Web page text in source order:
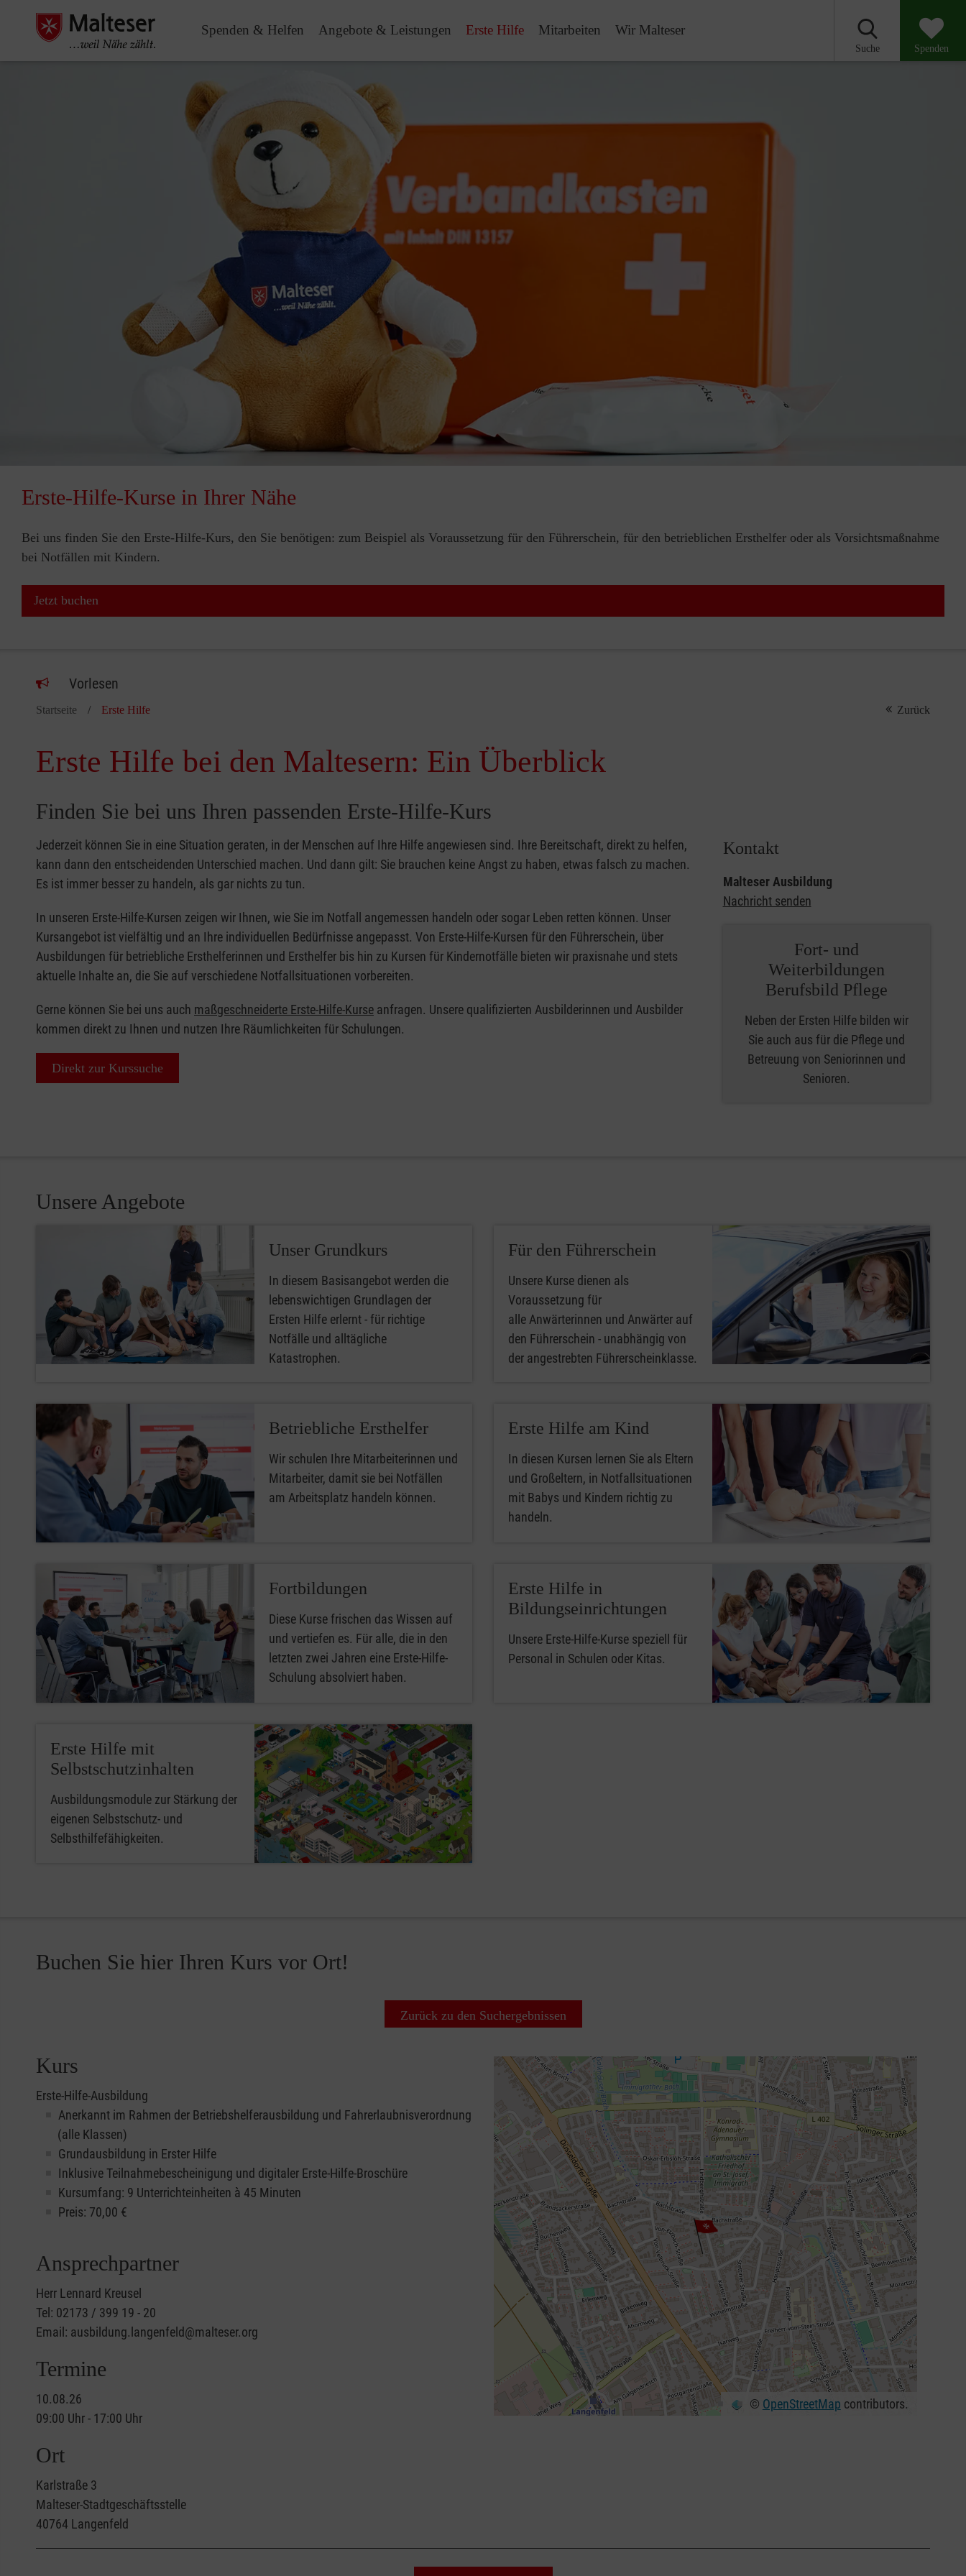
Spenden & Helfen Angebote & Leistungen Erste Hilfe Mitarbeiten Wir Malteser
Suche Spenden
Erste-Hilfe-Kurse in Ihrer Nähe
Bei uns finden Sie den Erste-Hilfe-Kurs, den Sie benötigen: zum Beispiel als Voraussetzung für den Führerschein, für den betrieblichen Ersthelfer oder als Vorsichtsmaßnahme
bei Notfällen mit Kindern.
Jetzt buchen
Vorlesen
Startseite Erste Hilfe Zurück
Erste Hilfe bei den Maltesern: Ein Überblick
Finden Sie bei uns Ihren passenden Erste-Hilfe-Kurs
Jederzeit können Sie in eine Situation geraten, in der Menschen auf Ihre Hilfe angewiesen sind. Ihre Bereitschaft, direkt zu helfen,
kann dann den entscheidenden Unterschied machen. Und dann gilt: Sie brauchen keine Angst zu haben, etwas falsch zu machen.
Es ist immer besser zu handeln, als gar nichts zu tun.
In unseren Erste-Hilfe-Kursen zeigen wir Ihnen, wie Sie im Notfall angemessen handeln oder sogar Leben retten können. Unser
Kursangebot ist vielfältig und an Ihre individuellen Bedürfnisse angepasst. Von Erste-Hilfe-Kursen für den Führerschein, über
Ausbildungen für betriebliche Ersthelferinnen und Ersthelfer bis hin zu Kursen für Kindernotfälle bieten wir praxisnahe und stets
aktuelle Inhalte an, die Sie auf verschiedene Notfallsituationen vorbereiten.
Gerne können Sie bei uns auch maßgeschneiderte Erste-Hilfe-Kurse anfragen. Unsere qualifizierten Ausbilderinnen und Ausbilder
kommen direkt zu Ihnen und nutzen Ihre Räumlichkeiten für Schulungen.
Direkt zur Kurssuche
Kontakt
Malteser Ausbildung
Nachricht senden
Fort- und
Weiterbildungen
Berufsbild Pflege
Neben der Ersten Hilfe bilden wir
Sie auch aus für die Pflege und
Betreuung von Seniorinnen und
Senioren.
Unsere Angebote
Unser Grundkurs
In diesem Basisangebot werden die
lebenswichtigen Grundlagen der
Ersten Hilfe erlernt - für richtige
Notfälle und alltägliche
Katastrophen.
Für den Führerschein
Unsere Kurse dienen als
Voraussetzung für
alle Anwärterinnen und Anwärter auf
den Führerschein - unabhängig von
der angestrebten Führerscheinklasse.
Betriebliche Ersthelfer
Wir schulen Ihre Mitarbeiterinnen und
Mitarbeiter, damit sie bei Notfällen
am Arbeitsplatz handeln können.
Erste Hilfe am Kind
In diesen Kursen lernen Sie als Eltern
und Großeltern, in Notfallsituationen
mit Babys und Kindern richtig zu
handeln.
Fortbildungen
Diese Kurse frischen das Wissen auf
und vertiefen es. Für alle, die in den
letzten zwei Jahren eine Erste-Hilfe-
Schulung absolviert haben.
Erste Hilfe in
Bildungseinrichtungen
Unsere Erste-Hilfe-Kurse speziell für
Personal in Schulen oder Kitas.
Erste Hilfe mit
Selbstschutzinhalten
Ausbildungsmodule zur Stärkung der
eigenen Selbstschutz- und
Selbsthilfefähigkeiten.
Buchen Sie hier Ihren Kurs vor Ort!
Zurück zu den Suchergebnissen
Kurs
Erste-Hilfe-Ausbildung
Anerkannt im Rahmen der Betriebshelferausbildung und Fahrerlaubnisverordnung
(alle Klassen)
Grundausbildung in Erster Hilfe
Inklusive Teilnahmebescheinigung und digitaler Erste-Hilfe-Broschüre
Kursumfang: 9 Unterrichteinheiten à 45 Minuten
Preis: 70,00 €
Ansprechpartner
Herr Lennard Kreusel
Tel: 02173 / 399 19 - 20
Email: ausbildung.langenfeld@malteser.org
Termine
10.08.26
09:00 Uhr - 17:00 Uhr
Ort
Karlstraße 3
Malteser-Stadtgeschäftsstelle
40764 Langenfeld
© OpenStreetMap contributors.